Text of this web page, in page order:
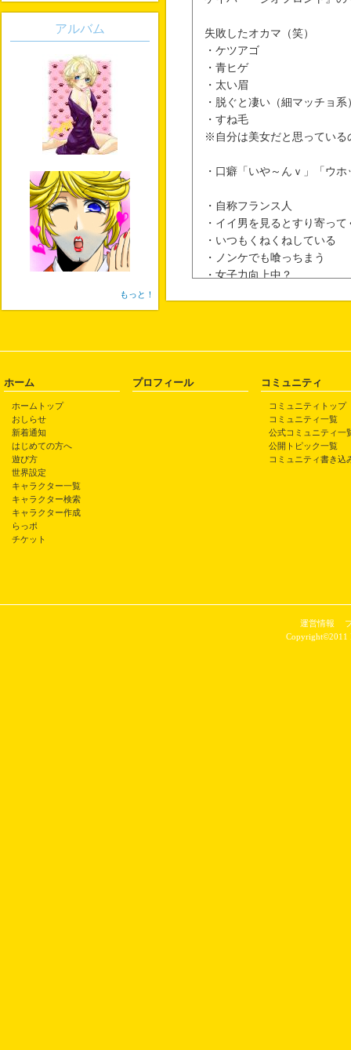
失敗したオカマ（笑）
・ケツアゴ
・青ヒゲ
・太い眉
・脱ぐと凄い（細マッチョ系
・すね毛
※自分は美女だと思っている
・口癖「いや～んｖ」「ウホ
・自称フランス人
・イイ男を見るとすり寄って
・いつもくねくねしている
・ノンケでも喰っちまう
・女子力向上中？
『ラブラブ♪ランデブー』
アルバム
もっと！
ホーム
ホームトップ
おしらせ
新着通知
はじめての方へ
遊び方
世界設定
キャラクター一覧
キャラクター検索
キャラクター作成
らっポ
チケット
プロフィール コミュニティ
コミュニティトップ
コミュニティ一覧
公式コミュニティ一
公開トピック一覧
コミュニティ書き込
運営情報
Copyright©2011